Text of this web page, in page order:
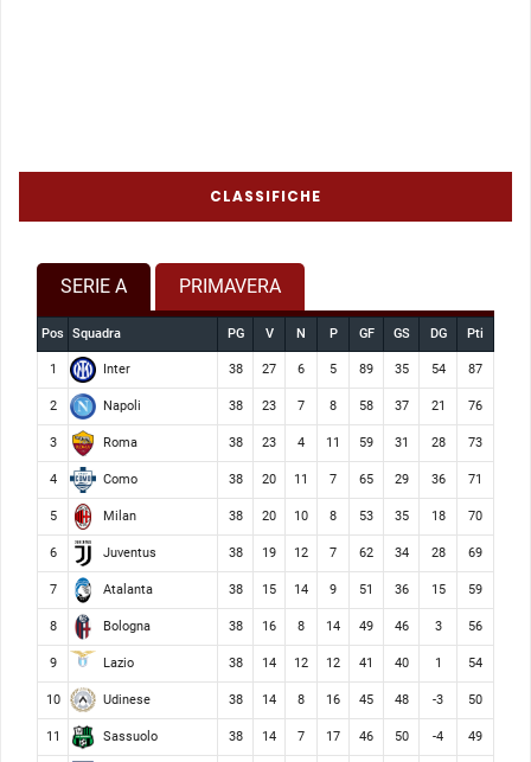
CLASSIFICHE
SERIE A PRIMAVERA
Pos Squadra PG V N P GF GS DG Pti
1 Inter 38 27 6 5 89 35 54 87
2 Napoli 38 23 7 8 58 37 21 76
3 Roma 38 23 4 11 59 31 28 73
4 Como 38 20 11 7 65 29 36 71
5 Milan 38 20 10 8 53 35 18 70
6 Juventus 38 19 12 7 62 34 28 69
7 Atalanta 38 15 14 9 51 36 15 59
8 Bologna 38 16 8 14 49 46 3 56
9 Lazio 38 14 12 12 41 40 1 54
10 Udinese 38 14 8 16 45 48 -3 50
11 Sassuolo 38 14 7 17 46 50 -4 49